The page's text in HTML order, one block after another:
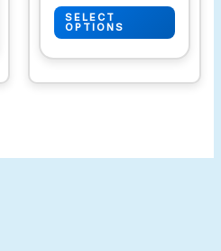
SELECT
OPTIONS